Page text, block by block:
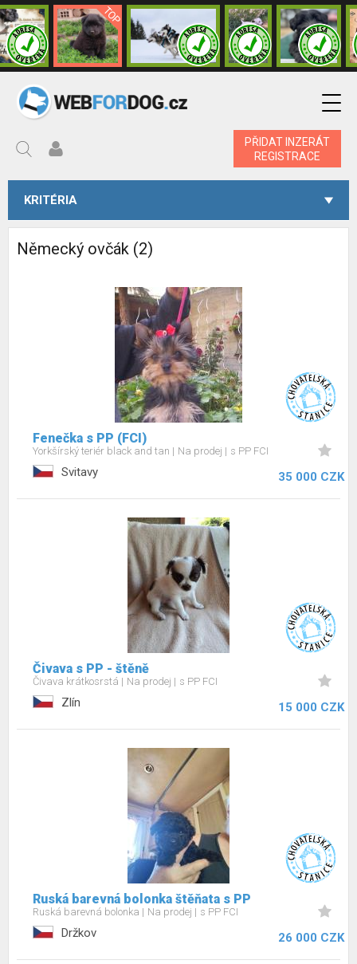
PŘIDAT INZERÁT
REGISTRACE
KRITÉRIA
Německý ovčák (2)
Fenečka s PP (FCI)
Yorkšírský teriér black and tan Na prodej s PP FCI
Svitavy 35 000 CZK
Čivava s PP - štěně
Čivava krátkosrstá Na prodej s PP FCI
Zlín 15 000 CZK
Ruská barevná bolonka štěňata s PP
Ruská barevná bolonka Na prodej s PP FCI
Držkov 26 000 CZK